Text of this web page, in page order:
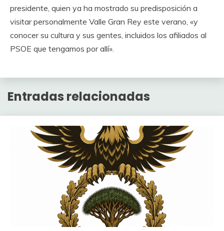
presidente, quien ya ha mostrado su predisposición a
visitar personalmente Valle Gran Rey este verano, «y
conocer su cultura y sus gentes, incluidos los afiliados al
PSOE que tengamos por allí».
Entradas relacionadas